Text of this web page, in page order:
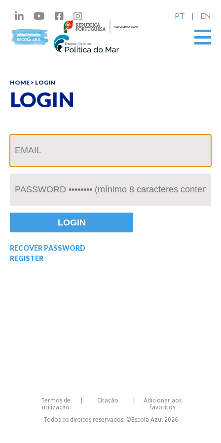
PT EN
HOME > LOGIN
LOGIN
RECOVER PASSWORD
REGISTER
Termos de
utilização
Citação
Adicionar aos
favoritos
Todos os direitos reservados, ©Escola Azul 2026